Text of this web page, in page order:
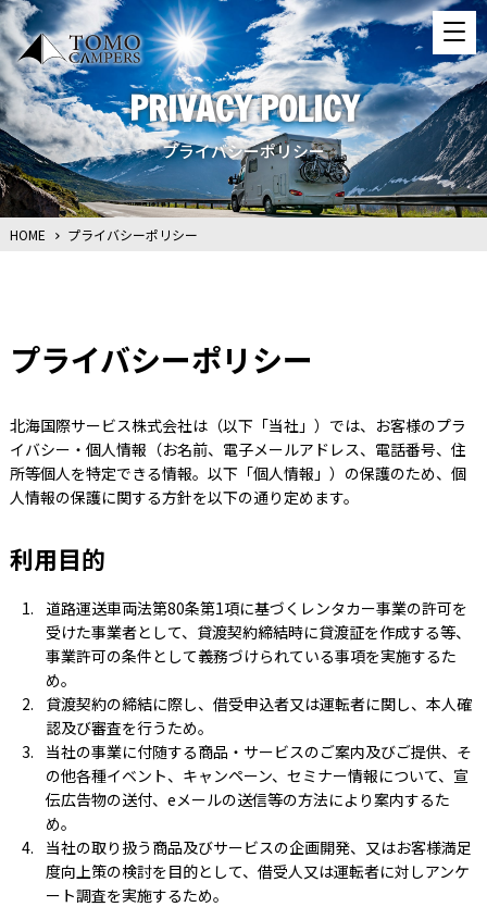
PRIVACY POLICY
プライバシーポリシー
HOME プライバシーポリシー
プライバシーポリシー
北海国際サービス株式会社は（以下「当社」）では、お客様のプラ
イバシー・個人情報（お名前、電子メールアドレス、電話番号、住
所等個人を特定できる情報。以下「個人情報」）の保護のため、個
人情報の保護に関する方針を以下の通り定めます。
利用目的
道路運送車両法第80条第1項に基づくレンタカー事業の許可を
受けた事業者として、貸渡契約締結時に貸渡証を作成する等、
事業許可の条件として義務づけられている事項を実施するた
め。
貸渡契約の締結に際し、借受申込者又は運転者に関し、本人確
認及び審査を行うため。
当社の事業に付随する商品・サービスのご案内及びご提供、そ
の他各種イベント、キャンペーン、セミナー情報について、宣
伝広告物の送付、eメールの送信等の方法により案内するた
め。
当社の取り扱う商品及びサービスの企画開発、又はお客様満足
度向上策の検討を目的として、借受人又は運転者に対しアンケ
ート調査を実施するため。